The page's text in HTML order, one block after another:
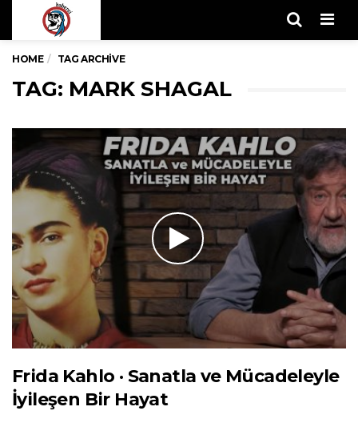
HOME TAG ARCHIVE
TAG: MARK SHAGAL
Frida Kahlo · Sanatla ve Mücadeleyle
İyileşen Bir Hayat